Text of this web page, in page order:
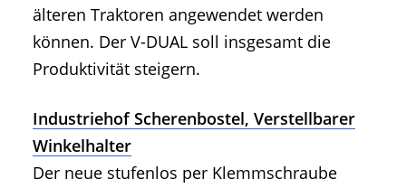
älteren Traktoren angewendet werden
können. Der V-DUAL soll insgesamt die
Produktivität steigern.
Industriehof Scherenbostel, Verstellbarer
Winkelhalter
Der neue stufenlos per Klemmschraube